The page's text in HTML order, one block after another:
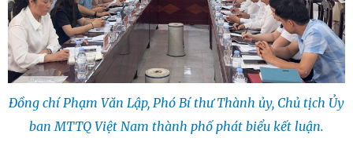
Đồng chí Phạm Văn Lập, Phó Bí thư Thành ủy, Chủ tịch Ủy
ban MTTQ Việt Nam thành phố phát biểu kết luận.